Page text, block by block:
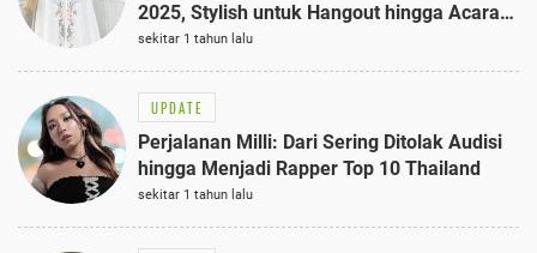
2025, Stylish untuk Hangout hingga Acara
Semi-Formal
sekitar 1 tahun lalu
UPDATE
Perjalanan Milli: Dari Sering Ditolak Audisi
hingga Menjadi Rapper Top 10 Thailand
sekitar 1 tahun lalu